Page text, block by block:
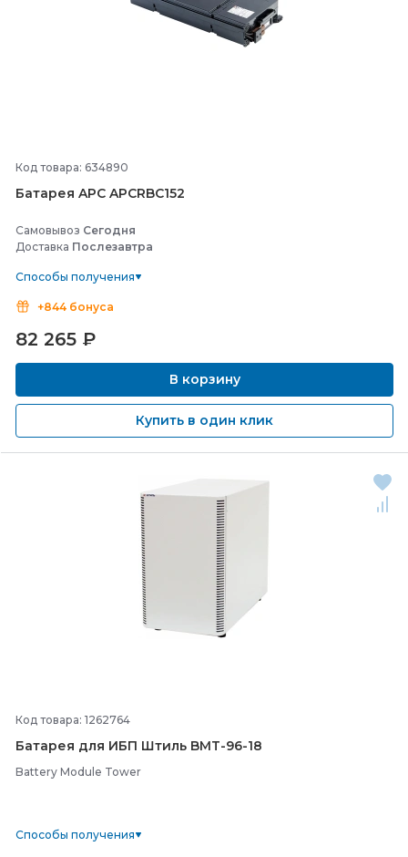
Код товара: 634890
Батарея APC APCRBC152
Самовывоз Сегодня
Доставка Послезавтра
Способы получения
+844 бонуса
82 265 ₽
В корзину
Купить в один клик
Код товара: 1262764
Батарея для ИБП Штиль BMT-96-18
Battery Module Tower
Способы получения